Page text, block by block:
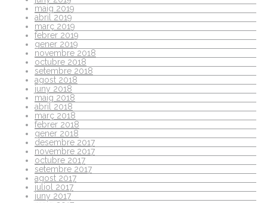
maig 2019
abril 2019
març 2019
febrer 2019
gener 2019
novembre 2018
octubre 2018
setembre 2018
agost 2018
juny 2018
maig 2018
abril 2018
març 2018
febrer 2018
gener 2018
desembre 2017
novembre 2017
octubre 2017
setembre 2017
agost 2017
juliol 2017
juny 2017